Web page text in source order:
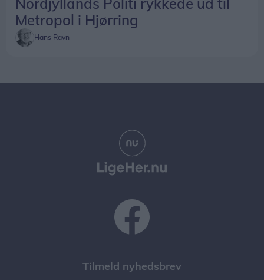
Nordjyllands Politi rykkede ud til
Metropol i Hjørring
Hans Ravn
Tilmeld nyhedsbrev